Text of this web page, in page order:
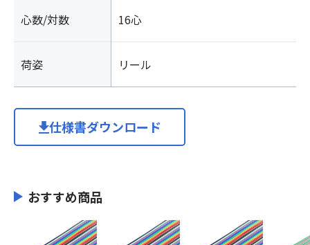
心数/対数 16心
荷姿 リール
仕様書ダウンロード
おすすめ商品